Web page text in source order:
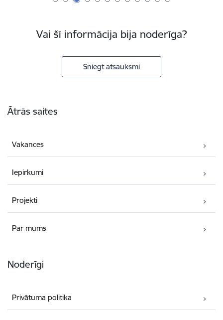
Vai šī informācija bija noderīga?
Sniegt atsauksmi
Ātrās saites
Vakances
Iepirkumi
Projekti
Par mums
Noderīgi
Privātuma politika